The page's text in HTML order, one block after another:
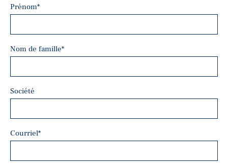
Prénom*
Nom de famille*
Société
Courriel*